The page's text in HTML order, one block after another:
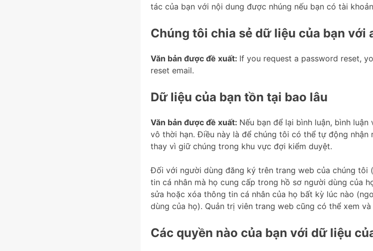
tác của bạn với nội dung được nhúng nếu bạn có tài
Chúng tôi chia sẻ dữ liệu của bạn với
Văn bản được đề xuất: If you request a password reset,
reset email.
Dữ liệu của bạn tồn tại bao lâu
Văn bản được đề xuất: Nếu bạn để lại bình luận, bình
vô thời hạn. Điều này là để chúng tôi có thể tự động nhận
thay vì giữ chúng trong khu vực đợi kiểm duyệt.
Đối với người dùng đăng ký trên trang web của chúng tôi
tin cá nhân mà họ cung cấp trong hồ sơ người dùng của
sửa hoặc xóa thông tin cá nhân của họ bất kỳ lúc nào
dùng của họ). Quản trị viên trang web cũng có thể xem
Các quyền nào của bạn với dữ liệu